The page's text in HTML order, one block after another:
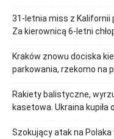
31-letnia miss z Kalifornii
Za kierownicą 6-letni
Kraków znowu dociska
parkowania, rzekomo na
Rakiety balistyczne,
kasetowa. Ukraina
Szokujący atak na